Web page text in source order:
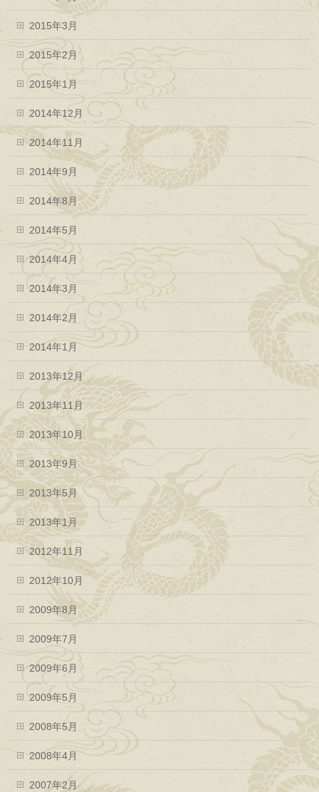
2015年3月
2015年2月
2015年1月
2014年12月
2014年11月
2014年9月
2014年8月
2014年5月
2014年4月
2014年3月
2014年2月
2014年1月
2013年12月
2013年11月
2013年10月
2013年9月
2013年5月
2013年1月
2012年11月
2012年10月
2009年8月
2009年7月
2009年6月
2009年5月
2008年5月
2008年4月
2007年2月